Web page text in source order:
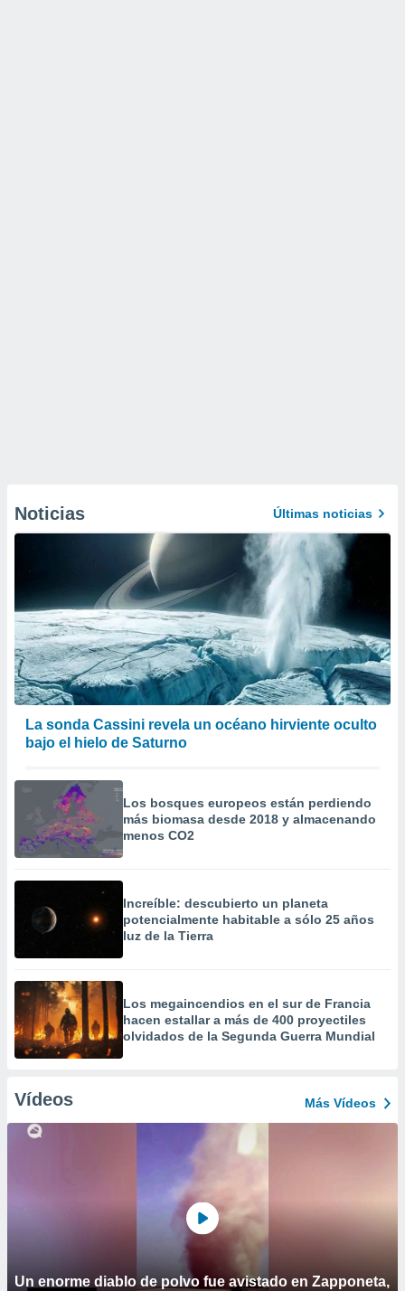
Noticias Últimas noticias
La sonda Cassini revela un océano hirviente oculto
bajo el hielo de Saturno
Los bosques europeos están perdiendo
más biomasa desde 2018 y almacenando
menos CO2
Increíble: descubierto un planeta
potencialmente habitable a sólo 25 años
luz de la Tierra
Los megaincendios en el sur de Francia
hacen estallar a más de 400 proyectiles
olvidados de la Segunda Guerra Mundial
Vídeos Más Vídeos
Un enorme diablo de polvo fue avistado en Zapponeta,